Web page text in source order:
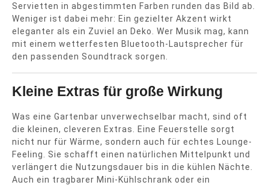
Servietten in abgestimmten Farben runden das Bild ab.
Weniger ist dabei mehr: Ein gezielter Akzent wirkt
eleganter als ein Zuviel an Deko. Wer Musik mag, kann
mit einem wetterfesten Bluetooth-Lautsprecher für
den passenden Soundtrack sorgen.
Kleine Extras für große Wirkung
Was eine Gartenbar unverwechselbar macht, sind oft
die kleinen, cleveren Extras. Eine Feuerstelle sorgt
nicht nur für Wärme, sondern auch für echtes Lounge-
Feeling. Sie schafft einen natürlichen Mittelpunkt und
verlängert die Nutzungsdauer bis in die kühlen Nächte.
Auch ein tragbarer Mini-Kühlschrank oder ein